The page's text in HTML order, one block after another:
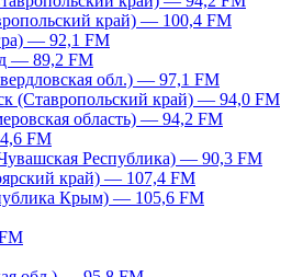
край) — 100,4 FM
— 92,1 FM
— 89,2 FM
обл.) — 97,1 FM
(Ставропольский край) — 94,0 FM
область) — 94,2 FM
FM
Республика) — 90,3 FM
край) — 107,4 FM
Крым) — 105,6 FM